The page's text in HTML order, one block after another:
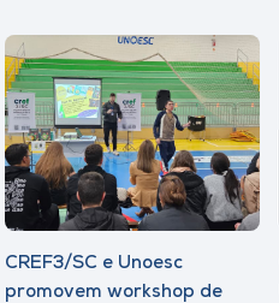
CREF3/SC e Unoesc
promovem workshop de